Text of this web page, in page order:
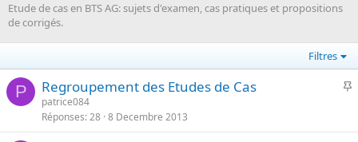
Etude de cas en BTS AG: sujets d'examen, cas pratiques et propositions
de corrigés.
Filtres
P
I
o
Regroupement des Etudes de Cas
patrice084
Réponses 28 8 Decembre 2013